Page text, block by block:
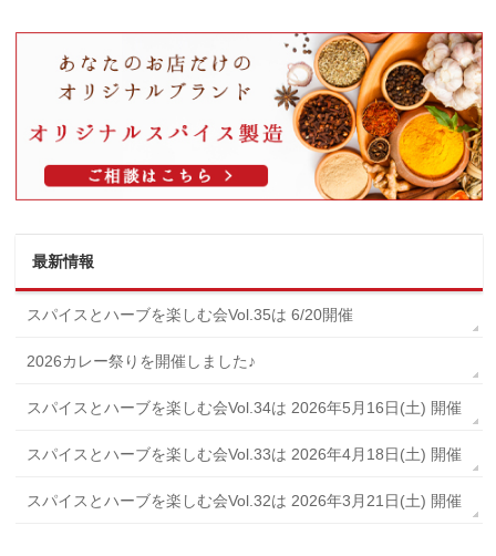
最新情報
スパイスとハーブを楽しむ会Vol.35は 6/20開催
2026カレー祭りを開催しました♪
スパイスとハーブを楽しむ会Vol.34は 2026年5月16日(土) 開催
スパイスとハーブを楽しむ会Vol.33は 2026年4月18日(土) 開催
スパイスとハーブを楽しむ会Vol.32は 2026年3月21日(土) 開催